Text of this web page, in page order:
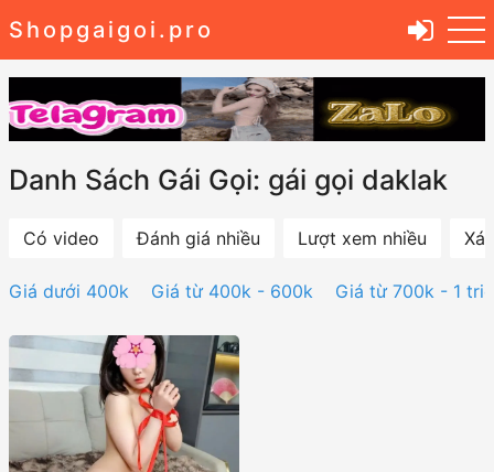
Shopgaigoi.pro
Danh Sách Gái Gọi: gái gọi daklak
Có video Đánh giá nhiều Lượt xem nhiều
Giá dưới 400k Giá từ 400k - 600k Giá từ 700k - 1